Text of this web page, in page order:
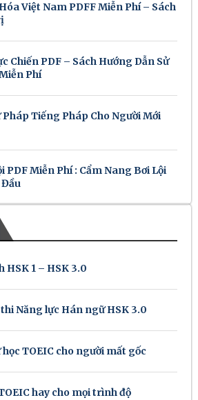
Việt Nam PDFF Miễn Phí – Sách
Chiến PDF – Sách Hướng Dẫn Sử
Phí
Pháp Tiếng Pháp Cho Người Mới
PDF Miễn Phí : Cẩm Nang Bơi Lội
Đầu
HSK 1 – HSK 3.0
Năng lực Hán ngữ HSK 3.0
TOEIC cho người mất gốc
hay cho mọi trình độ